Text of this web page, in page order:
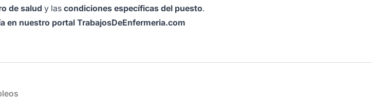
de salud y las condiciones específicas del puesto.
en nuestro portal TrabajosDeEnfermeria.com